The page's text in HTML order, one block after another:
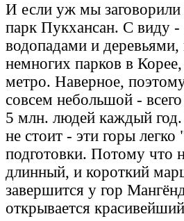
И если уж мы заговорили
парк Пукхансан. С виду -
водопадами и
немногих парков в
метро. Наверное,
совсем небольшой -
5 млн. людей каждый
не стоит - эти горы
подготовки. Потому что
длинный, и короткий
завершится у гор
открывается